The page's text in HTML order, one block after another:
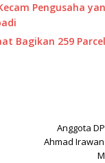
Pengusaha
Bagikan 259
Anggota
Ahmad